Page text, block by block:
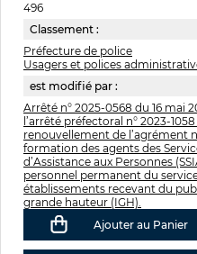
496
Classement :
Préfecture de police
Usagers et polices
est modifié par :
Arrêté n° 2025-0568 du 16 mai
l’arrêté préfectoral n° 2023-
renouvellement de l’agrément
formation des agents des
d’Assistance aux Personnes
personnel permanent du
établissements recevant du
grande hauteur (IGH).
Ajouter au Panier